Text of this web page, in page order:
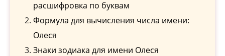
расшифровка по буквам
Формула для вычисления числа имени:
Олеся
Знаки зодиака для имени Олеся